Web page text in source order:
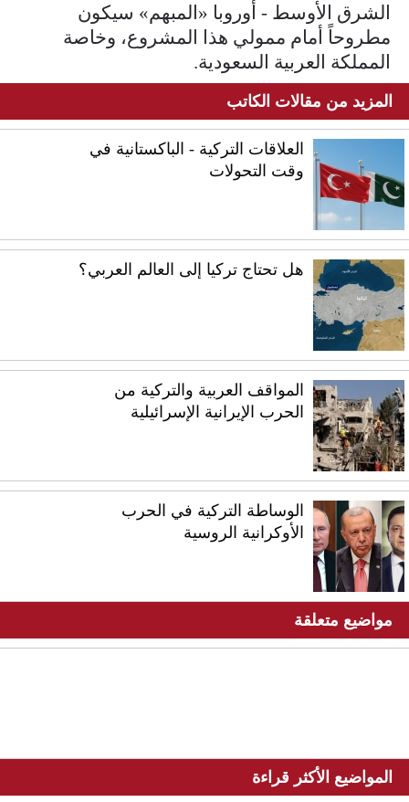
الشرق الأوسط - أوروبا «المبهم» سيكون
مطروحاً أمام ممولي هذا المشروع، وخاصة
المملكة العربية السعودية.
المزيد من مقالات الكاتب
العلاقات التركية - الباكستانية في
وقت التحولات
هل تحتاج تركيا إلى العالم العربي؟
المواقف العربية والتركية من
الحرب الإيرانية الإسرائيلية
الوساطة التركية في الحرب
الأوكرانية الروسية
مواضيع متعلقة
المواضيع الأكثر قراءة